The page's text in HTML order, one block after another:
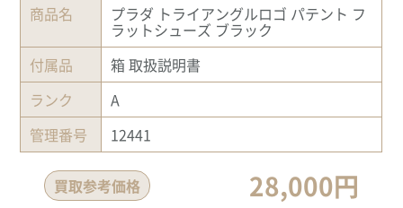
商品名
プラダ トライアングルロゴ パテント フ
ラットシューズ ブラック
付属品
箱 取扱説明書
ランク
A
管理番号
12441
買取参考価格 28,000円